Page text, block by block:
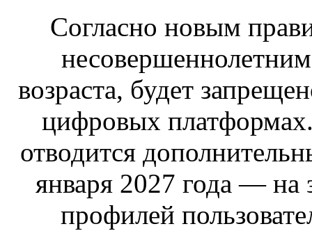
Согласно новым
возраста, будет
цифровых
отводится
января 2027 года —
профилей